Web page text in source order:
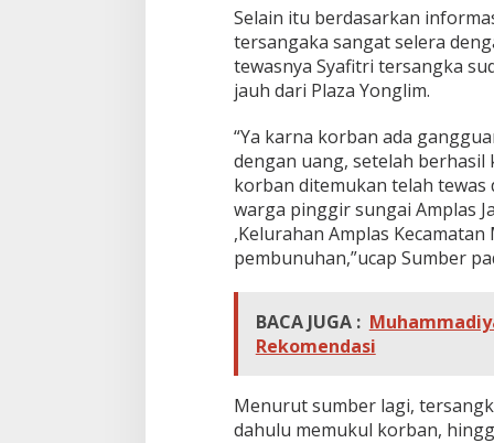
Selain itu berdasarkan
tersangaka sangat selera
tewasnya Syafitri tersangka
jauh dari Plaza Yonglim.
“Ya karna korban ada
dengan uang, setelah
korban ditemukan telah
warga pinggir sungai Amplas
,Kelurahan Amplas
pembunuhan,”ucap Sumber
BACA JUGA :
Rekomendasi
Menurut sumber lagi,
dahulu memukul korban,